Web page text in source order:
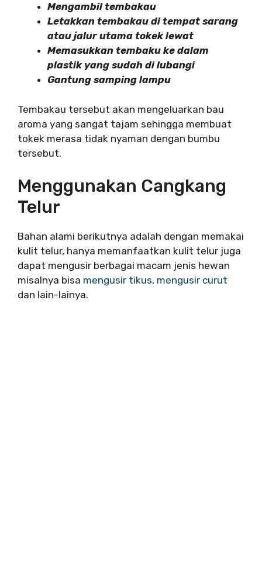
Mengambil tembakau
Letakkan tembakau di tempat sarang
atau jalur utama tokek lewat
Memasukkan tembaku ke dalam
plastik yang sudah di lubangi
Gantung samping lampu
Tembakau tersebut akan mengeluarkan bau
aroma yang sangat tajam sehingga membuat
tokek merasa tidak nyaman dengan bumbu
tersebut.
Menggunakan Cangkang
Telur
Bahan alami berikutnya adalah dengan memakai
kulit telur, hanya memanfaatkan kulit telur juga
dapat mengusir berbagai macam jenis hewan
misalnya bisa mengusir tikus, mengusir curut
dan lain-lainya.